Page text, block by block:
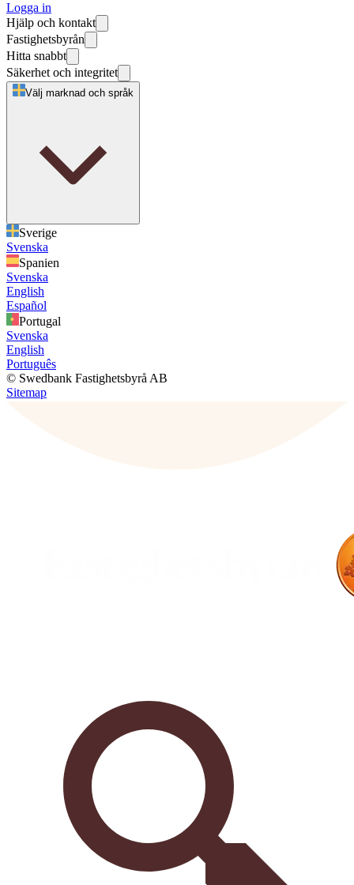
Logga in
Hjälp och kontakt
Fastighetsbyrån
Hitta snabbt
Säkerhet och integritet
Välj marknad och språk
Sverige
Svenska
Spanien
Svenska
English
Español
Portugal
Svenska
English
Português
© Swedbank Fastighetsbyrå AB
Sitemap